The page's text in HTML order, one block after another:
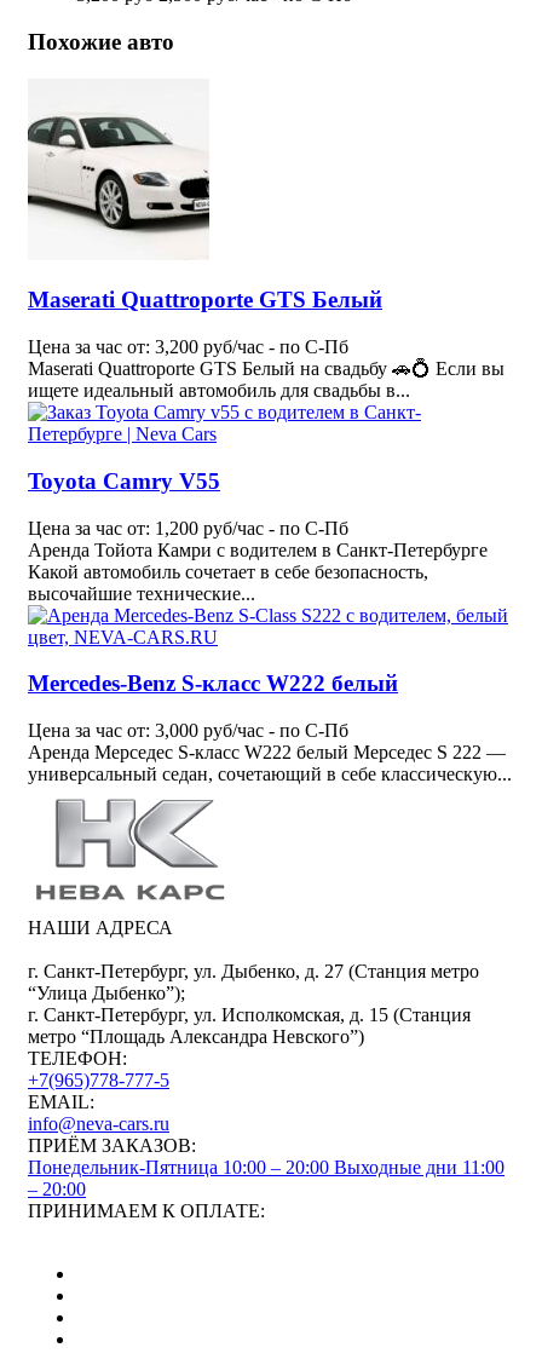
Похожие авто
Maserati Quattroporte GTS Белый
Цена за час от: 3,200 руб/час - по С-Пб
Maserati Quattroporte GTS Белый на свадьбу 🚗💍 Если вы
ищете идеальный автомобиль для свадьбы в...
Toyota Camry V55
Цена за час от: 1,200 руб/час - по С-Пб
Аренда Тойота Камри с водителем в Санкт-Петербурге
Какой автомобиль сочетает в себе безопасность,
высочайшие технические...
Mercedes-Benz S-класс W222 белый
Цена за час от: 3,000 руб/час - по С-Пб
Аренда Мерседес S-класс W222 белый Мерседес S 222 —
универсальный седан, сочетающий в себе классическую...
НАШИ АДРЕСА
г. Санкт-Петербург, ул. Дыбенко, д. 27 (Станция метро
“Улица Дыбенко”);
г. Санкт-Петербург, ул. Исполкомская, д. 15 (Станция
метро “Площадь Александра Невского”)
ТЕЛЕФОН:
+7(965)778-777-5
EMAIL:
info@neva-cars.ru
ПРИЁМ ЗАКАЗОВ:
Понедельник-Пятница 10:00 – 20:00 Выходные дни 11:00
– 20:00
ПРИНИМАЕМ К ОПЛАТЕ: